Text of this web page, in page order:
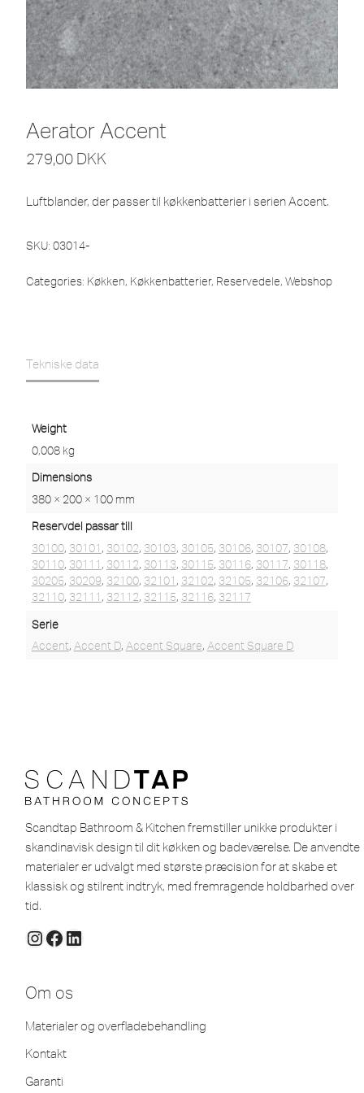
Aerator Accent
279,00 DKK
Luftblander, der passer til køkkenbatterier i serien Accent.
SKU: 03014-
Categories: Køkken, Køkkenbatterier, Reservedele, Webshop
Tekniske data
Weight
0,008 kg
Dimensions
380 × 200 × 100 mm
Reservdel passar till
30100, 30101 , 30102, 30103, 30105, 30106, 30107, 30108,
30110, 30111 , 30112, 30113, 30115, 30116, 30117, 30118,
30205, 30209, 32100, 32101 , 32102, 32105, 32106, 32107,
32110, 32111 , 32112, 32115, 32116, 32117
Serie
Accent, Accent D, Accent Square, Accent Square D
Scandtap Bathroom & Kitchen fremstiller unikke produkter i
skandinavisk design til dit køkken og badeværelse. De anvendte
materialer er udvalgt med største præcision for at skabe et
klassisk og stilrent indtryk, med fremragende holdbarhed over
tid.
Om os
Materialer og overfladebehandling
Kontakt
Garanti